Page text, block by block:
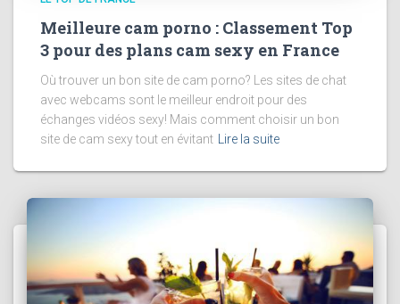
Meilleure cam porno : Classement Top
3 pour des plans cam sexy en France
Où trouver un bon site de cam porno? Les sites de chat
avec webcams sont le meilleur endroit pour des
échanges vidéos sexy! Mais comment choisir un bon
site de cam sexy tout en évitant
Lire la suite